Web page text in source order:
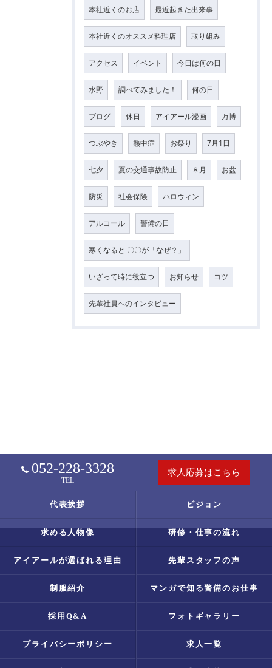
本社近くのお店 最近起きた出来事
本社近くのオススメ料理店 取り組み
アクセス イベント 今日は何の日
水野 調べてみました！ 何の日
ブログ 休日 アイアール漫画 万博
つぶやき 熱中症 お祭り 7月1日
七夕 夏の交通事故防止 ８月 お盆
防災 社会保険 ハロウィン
アルコール 警備の日
寒くなると 〇〇が「なぜ？」
いざって時に役立つ お知らせ コツ
先輩社員へのインタビュー
052-228-3328
TEL
求人応募はこちら
代表挨拶 ビジョン
求める人物像 研修・仕事の流れ
アイアールが選ばれる理由 先輩スタッフの声
制服紹介 マンガで知る警備のお仕事
採用Q&A フォトギャラリー
プライバシーポリシー 求人一覧